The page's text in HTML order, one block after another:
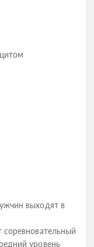
выходят в
уровень